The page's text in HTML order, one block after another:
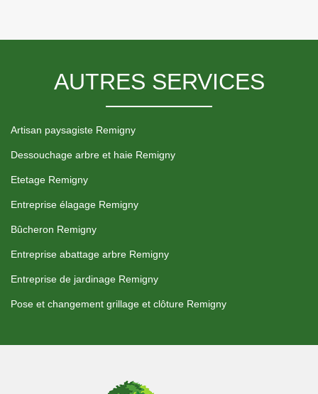
AUTRES SERVICES
Artisan paysagiste Remigny
Dessouchage arbre et haie Remigny
Etetage Remigny
Entreprise élagage Remigny
Bûcheron Remigny
Entreprise abattage arbre Remigny
Entreprise de jardinage Remigny
Pose et changement grillage et clôture Remigny